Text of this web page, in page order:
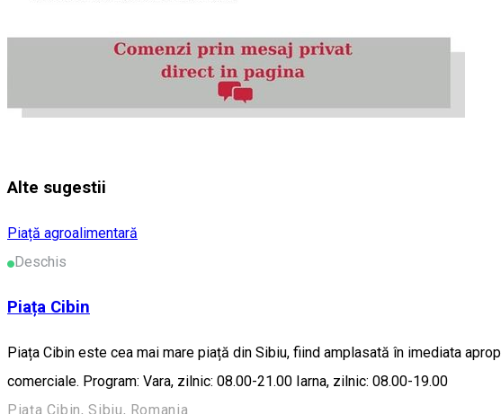
Alte sugestii
Piață agroalimentară
Deschis
Piața Cibin
Piața Cibin este cea mai mare piață din Sibiu, fiind amplasată în imediata
comerciale. Program: Vara, zilnic: 08.00-21.00 Iarna, zilnic: 08.00-19.00
Piața Cibin, Sibiu, Romania